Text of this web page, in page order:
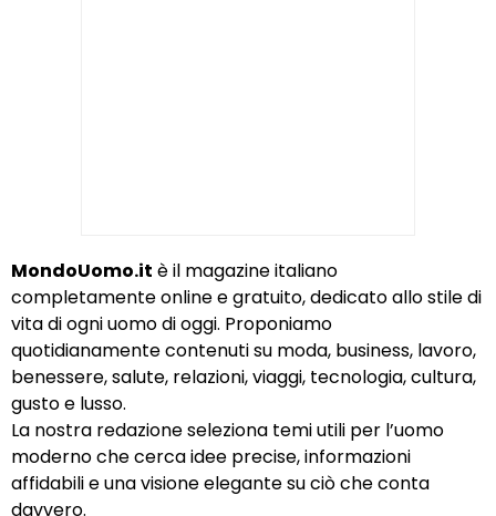
MondoUomo.it è il magazine italiano
completamente online e gratuito, dedicato allo stile di
vita di ogni uomo di oggi. Proponiamo
quotidianamente contenuti su moda, business, lavoro,
benessere, salute, relazioni, viaggi, tecnologia, cultura,
gusto e lusso.
La nostra redazione seleziona temi utili per l’uomo
moderno che cerca idee precise, informazioni
affidabili e una visione elegante su ciò che conta
davvero.